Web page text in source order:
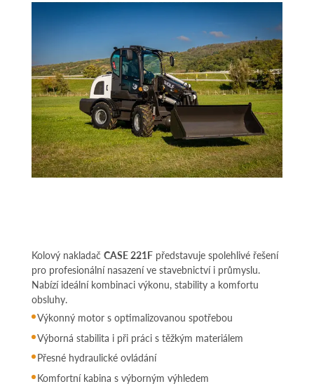
Kolový nakladač CASE 221F představuje spolehlivé řešení
pro profesionální nasazení ve stavebnictví i průmyslu.
Nabízí ideální kombinaci výkonu, stability a komfortu
obsluhy.
Výkonný motor s optimalizovanou spotřebou
Výborná stabilita i při práci s těžkým materiálem
Přesné hydraulické ovládání
Komfortní kabina s výborným výhledem